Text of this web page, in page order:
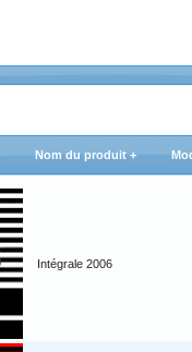
Nom du produit +
Intégrale 2006